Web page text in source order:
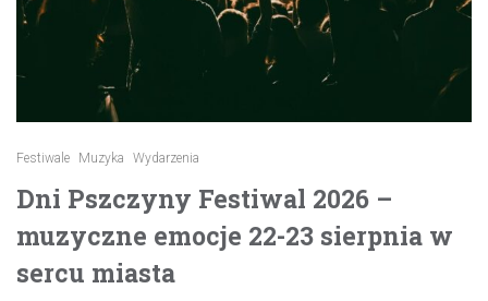
Festiwale Muzyka Wydarzenia
Dni Pszczyny Festiwal 2026 –
muzyczne emocje 22-23 sierpnia w
sercu miasta